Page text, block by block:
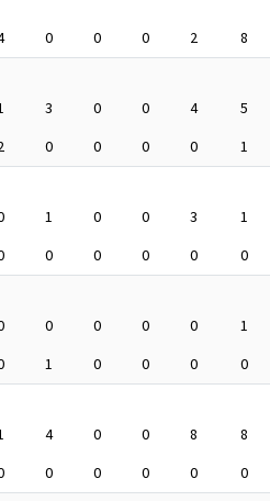
0 0 0 2
8
3 0 0 4
5
0 0 0 0
1
1 0 0 3
1
0 0 0 0
0
0 0 0 0
1
1 0 0 0
0
4 0 0 8
8
0 0 0 0
0